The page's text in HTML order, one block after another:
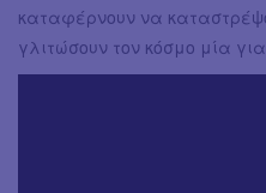
καταφέρνουν να
γλιτώσουν τον κόσμο μία